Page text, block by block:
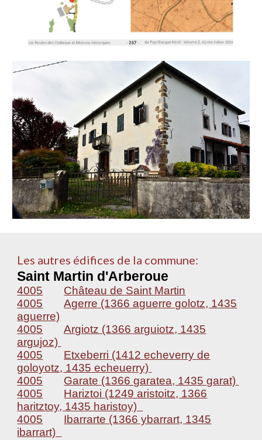
Les autres édifices de la commune:
Saint Martin d'Arberoue
4005
Château de Saint Martin
4005
Agerre (1366 aguerre golotz, 1435
aguerre)
4005
Argiotz (1366 arguiotz, 1435
argujoz)
4005
Etxeberri (1412 echeverry de
goloyotz, 1435 echeuerry)
4005
Garate (1366 garatea, 1435 garat)
4005
Hariztoi (1249 aristoitz, 1366
haritztoy, 1435 haristoy)
4005
Ibarrarte (1366 ybarrart, 1345
ibarrart)